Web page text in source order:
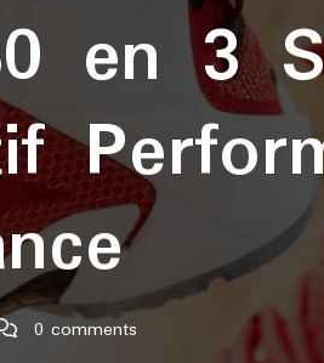
en 3
0 comments